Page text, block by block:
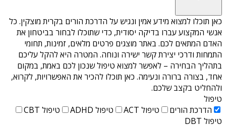
כאן תוכלו למצוא מידע אמין ונגיש על הדרכת הורים בקרית מוצקין. כל
אנשי המקצוע עברו בדיקה יסודית, כדי שתוכלו לבחור בביטחון את
האדם המתאים לכם. באתר מוצגים פרטים מלאים, זמינות, תחומי
התמחות ודרכי יצירת קשר ישירה ונוחה. המטרה היא להקל עליכם
בתהליך הבחירה – לאפשר למצוא טיפול שנכון לכם באמת, במקום
אחד, בצורה ברורה ונעימה. כאן תוכלו להכיר את האפשרויות, לקרוא,
ולהחליט בקצב שלכם.
טיפול
הדרכת הורים
טיפול ACT טיפול ADHD
טיפול CBT
טיפול DBT